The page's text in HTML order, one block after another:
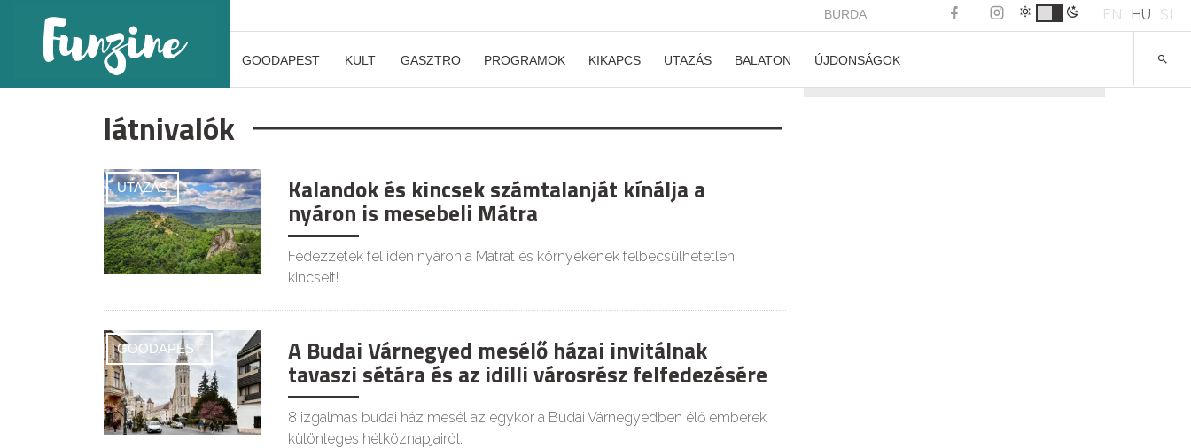
BURDA EN HU SL
GOODAPEST KULT GASZTRO PROGRAMOK KIKAPCS UTAZÁS BALATON ÚJDONSÁGOK
látnivalók
UTAZÁS Kalandok és kincsek számtalanját kínálja a
nyáron is mesebeli Mátra
Fedezzétek fel idén nyáron a Mátrát és környékének felbecsülhetetlen
kincseit!
GOODAPEST A Budai Várnegyed mesélő házai invitálnak
tavaszi sétára és az idilli városrész felfedezésére
8 izgalmas budai ház mesél az egykor a Budai Várnegyedben élő emberek
különleges hétköznapjairól.